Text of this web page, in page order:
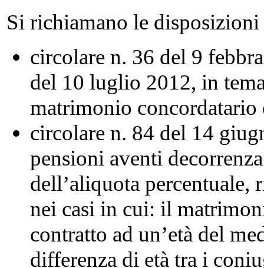
Si richiamano le
circolare n. 36 del 9
del 10 luglio 2012, in
matrimonio
circolare n. 84 del 14
pensioni aventi
dell’aliquota percentuale,
nei casi in cui: il
contratto ad un’età del
differenza di età tra i